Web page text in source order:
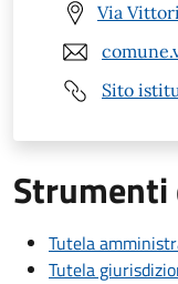
Via
Sito
Tutela
Tutela